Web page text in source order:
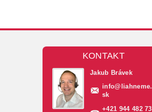
KONTAKT
Jakub Brávek
info@ liahneme.
sk
+421 944 482 73